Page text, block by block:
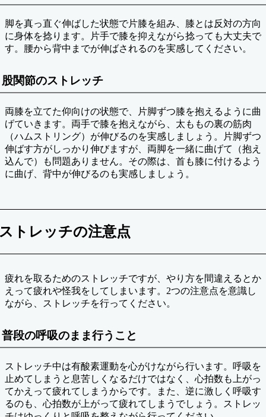
脚を真っ直ぐ伸ばした状態で片膝を組み、膝とは反対の方向
に身体を捻ります。片手で膝を抑えながら捻っても大丈夫で
す。腰から背中までが伸ばされるのを実感してください。
股関節のストレッチ
両膝を立てた仰向けの状態で、片脚ずつ膝を抱えるように曲
げていきます。両手で膝を抱えながら、太ももの裏の筋肉
（ハムストリング）が伸びるのを実感しましょう。片脚ずつ
伸ばす方がしっかり伸びますが、両脚を一緒に曲げて（抱え
込んで）も問題ありません。その際は、首も膝に付けるよう
に曲げ、背中が伸びるのも実感しましょう。
トレッチの注意点
疲れを取るためのストレッチですが、やり方を間違えるとか
えって疲れや怪我をしてしまいます。2つの注意点を意識し
ながら、ストレッチを行ってください。
普段の呼吸のまま行うこと
ストレッチ中は有酸素運動を心がけながら行います。呼吸を
止めてしまうと息苦しくなるだけではなく、心拍数も上がっ
てかえって疲れてしまうからです。また、逆に激しく呼吸す
るのも、心拍数が上がって疲れてしまうでしょう。ストレッ